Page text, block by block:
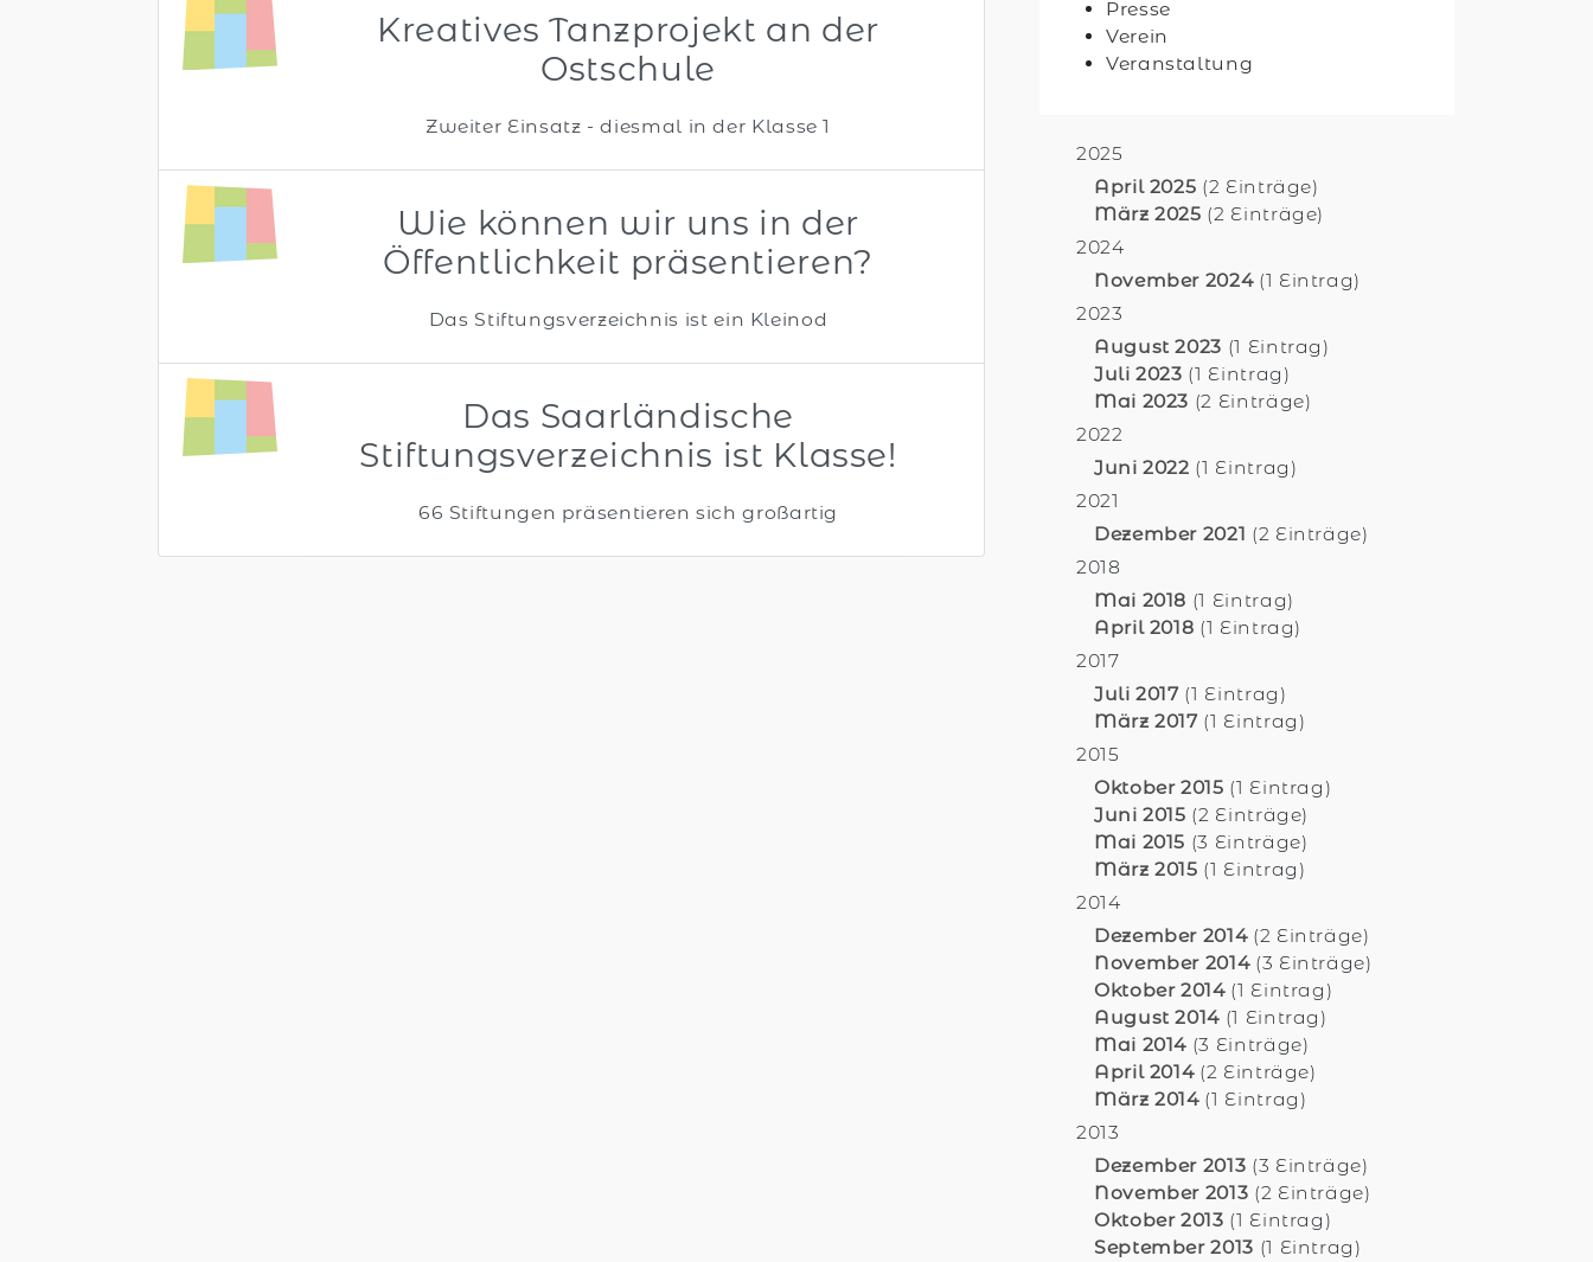
Presse
Verein
Veranstaltung
2025
April 2025 (2 Einträge)
März 2025 (2 Einträge)
2024
November 2024(1 Eintrag)
2023
August 2023 (1 Eintrag)
Juli 2023 (1 Eintrag)
Mai 2023 (2 Einträge)
2022
Juni 2022 (1 Eintrag)
2021
Dezember 2021 (2 Einträge)
2018
Mai 2018 (1 Eintrag)
April 2018 (1 Eintrag)
2017
Juli 2017(1 Eintrag)
März 2017(1 Eintrag)
2015
Oktober 2015 (1 Eintrag)
Juni 2015 (2 Einträge)
Mai 2015 (3 Einträge)
März 2015 (1 Eintrag)
2014
Dezember 2014(2 Einträge)
November 2014(3 Einträge)
Oktober 2014(1 Eintrag)
August 2014 (1 Eintrag)
Mai 2014 (3 Einträge)
April 2014(2 Einträge)
März 2014(1 Eintrag)
2013
Dezember 2013 (3 Einträge)
November 2013 (2 Einträge)
Oktober 2013 (1 Eintrag)
September 2013 (1 Eintrag)
Kreatives Tanzprojekt an der
Ostschule
Zweiter Einsatz - diesmal in der Klasse 1
Wie können wir uns in der
Öffentlichkeit präsentieren?
Das Stiftungsverzeichnis ist ein Kleinod
Das Saarländische
Stiftungsverzeichnis ist Klasse!
66 Stiftungen präsentieren sich großartig